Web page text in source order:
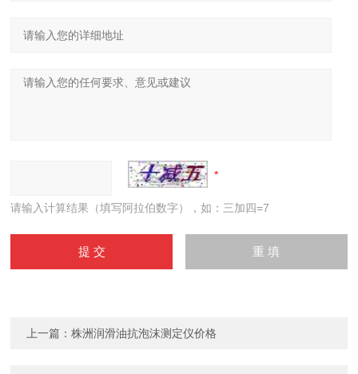
请输入计算结果（填写阿拉伯数字），如：三加四=7
上一篇：株洲润滑油抗泡沫测定仪价格